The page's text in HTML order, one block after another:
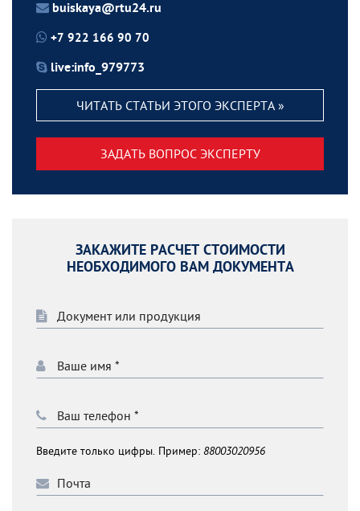
buiskaya@rtu24.ru
+7 922 166 90 70
live:info_979773
ЧИТАТЬ СТАТЬИ ЭТОГО ЭКСПЕРТА »
ЗАДАТЬ ВОПРОС ЭКСПЕРТУ
ЗАКАЖИТЕ РАСЧЕТ СТОИМОСТИ
НЕОБХОДИМОГО ВАМ ДОКУМЕНТА
Введите только цифры. Пример: 88003020956